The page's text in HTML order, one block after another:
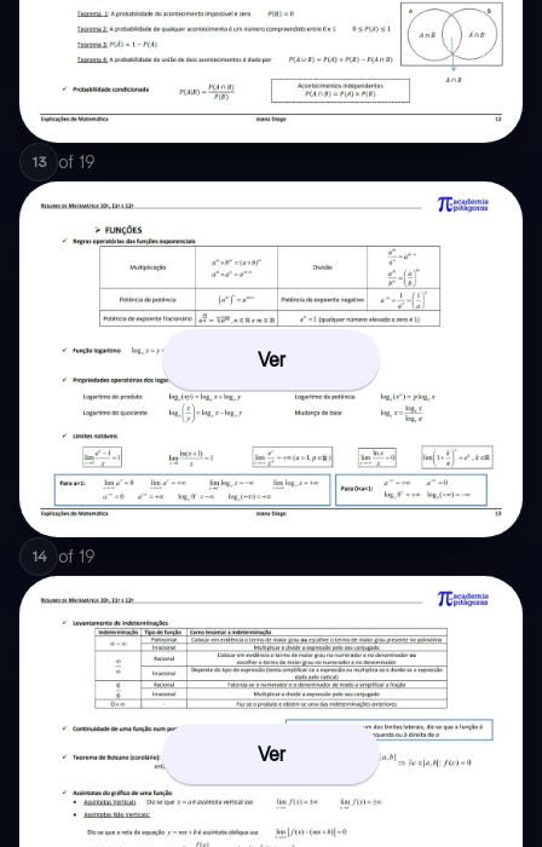
13 of 19
Ver
14 of 19
Ver